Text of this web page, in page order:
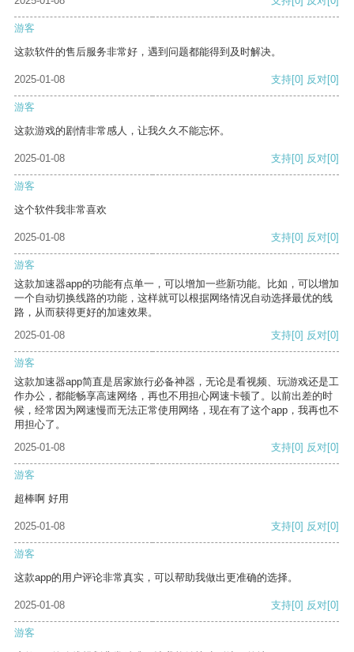
游客
这款软件的售后服务非常好，遇到问题都能得到及时解决。
2025-01-08 支持[0] 反对[0]
游客
这款游戏的剧情非常感人，让我久久不能忘怀。
2025-01-08 支持[0] 反对[0]
游客
这个软件我非常喜欢
2025-01-08 支持[0] 反对[0]
游客
这款加速器app的功能有点单一，可以增加一些新功能。比如，可以增加
一个自动切换线路的功能，这样就可以根据网络情况自动选择最优的线
路，从而获得更好的加速效果。
2025-01-08
支持[0] 反对[0]
游客
这款加速器app简直是居家旅行必备神器，无论是看视频、玩游戏还是工
作办公，都能畅享高速网络，再也不用担心网速卡顿了。以前出差的时
候，经常因为网速慢而无法正常使用网络，现在有了这个app，我再也不
用担心了。
2025-01-08
支持[0] 反对[0]
游客
超棒啊 好用
2025-01-08 支持[0] 反对[0]
游客
这款app的用户评论非常真实，可以帮助我做出更准确的选择。
2025-01-08 支持[0] 反对[0]
游客